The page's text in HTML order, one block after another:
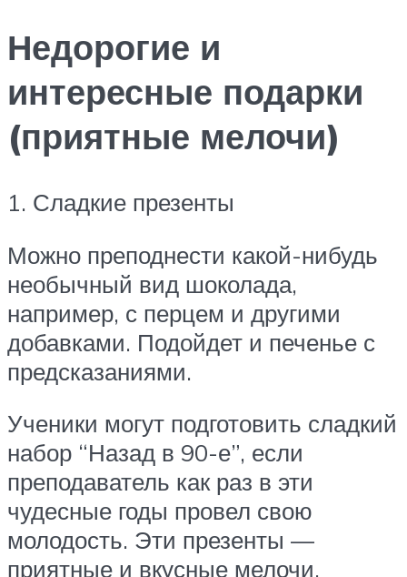
Недорогие и
интересные подарки
(приятные мелочи)
1. Сладкие презенты
Можно преподнести какой-нибудь
необычный вид шоколада,
например, с перцем и другими
добавками. Подойдет и печенье с
предсказаниями.
Ученики могут подготовить сладкий
набор “Назад в 90-е”, если
преподаватель как раз в эти
чудесные годы провел свою
молодость. Эти презенты —
приятные и вкусные мелочи,